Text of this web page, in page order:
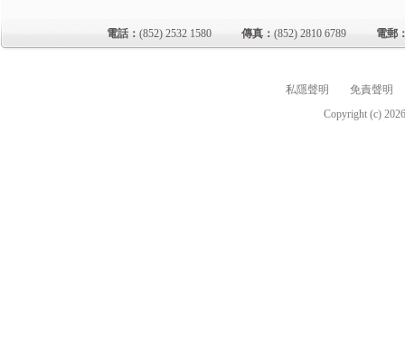
電話： (852) 2532 1580 傳真： (852) 2810 6789 電郵
私隱聲明
免責聲明
Copyright (c)